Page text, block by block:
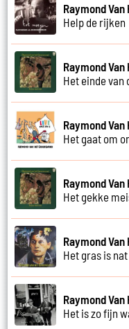
Raymond
Help de rijken
Raymond
Het einde van
Raymond
Het gaat om
Raymond
Het gekke
Raymond
Het gras is nat
Raymond
Het is zo fijn